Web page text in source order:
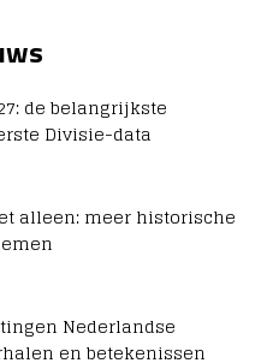
de belangrijkste
Divisie-data
alleen: meer historische
Nederlandse
en betekenissen